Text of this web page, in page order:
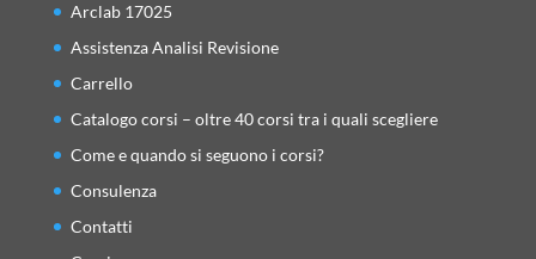
Arclab 17025
Assistenza Analisi Revisione
Carrello
Catalogo corsi – oltre 40 corsi tra i quali scegliere
Come e quando si seguono i corsi?
Consulenza
Contatti